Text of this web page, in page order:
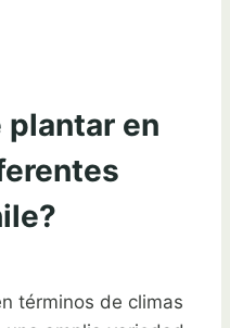
plantar en
términos de climas